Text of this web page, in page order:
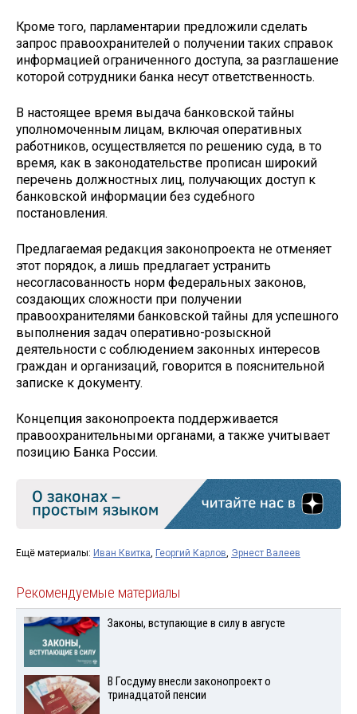
Кроме того, парламентарии предложили сделать
запрос правоохранителей о получении таких справок
информацией ограниченного доступа, за разглашение
которой сотрудники банка несут ответственность.
В настоящее время выдача банковской тайны
уполномоченным лицам, включая оперативных
работников, осуществляется по решению суда, в то
время, как в законодательстве прописан широкий
перечень должностных лиц, получающих доступ к
банковской информации без судебного
постановления.
Предлагаемая редакция законопроекта не отменяет
этот порядок, а лишь предлагает устранить
несогласованность норм федеральных законов,
создающих сложности при получении
правоохранителями банковской тайны для успешного
выполнения задач оперативно-розыскной
деятельности с соблюдением законных интересов
граждан и организаций, говорится в пояснительной
записке к документу.
Концепция законопроекта поддерживается
правоохранительными органами, а также учитывает
позицию Банка России.
Ещё материалы: Иван Квитка Георгий Карлов Эрнест Валеев
Рекомендуемые материалы
Законы, вступающие в силу в августе
В Госдуму внесли законопроект о
тринадцатой пенсии